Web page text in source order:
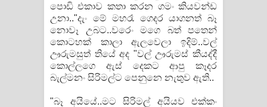
පොඩි එකාව කතා කරන ගමං කියවන්ඩ
උනා.."දැං මේ මහරෑ ගෙදර යාගනත් බෑ
නොවෑ උබට..වරෙං මගෙ බත් පතෙන්
කොටහක් කාලා ඇලවෙලා ඉදිම්..වල්
ඌරුමසුත් තියේ අද "වල් ඌරුමස් කීයද්දී
කොල්ලගෙ ඇස් දෙකට ආපු කෑදර
බැල්මනං සිරිමල්ට පෙනුනෙ නැතුව ඇති..
"බෑ අයියේ..මට සිරිමල් අයියව එක්කං